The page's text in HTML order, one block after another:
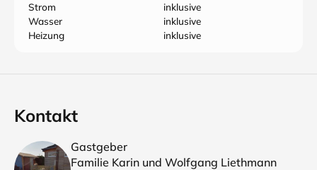
Strom
inklusive
Wasser
inklusive
Heizung
inklusive
Kontakt
Gastgeber
Familie Karin und Wolfgang Liethmann